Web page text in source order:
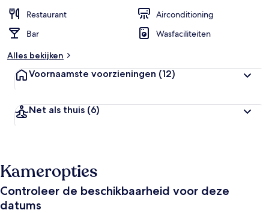
Restaurant
Airconditioning
Bar
Wasfaciliteiten
Alles bekijken
Voornaamste voorzieningen (12)
Net als thuis (6)
Kameropties
Controleer de beschikbaarheid voor deze
datums